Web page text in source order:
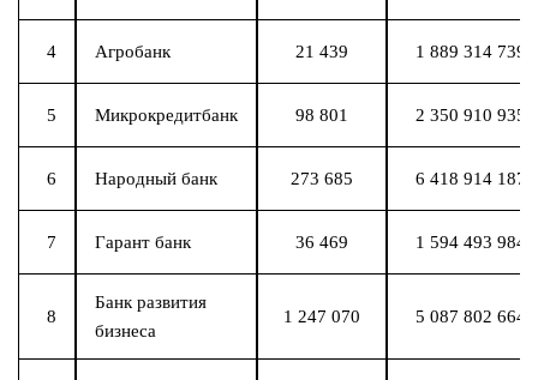
4 Агробанк 21 439 1 889 314 739
5 Микрокредитбанк 98 801 2 350 910 935
6 Народный банк 273 685 6 418 914 187
7 Гарант банк 36 469 1 594 493 984
8
Банк развития
бизнеса
1 247 070 5 087 802 664